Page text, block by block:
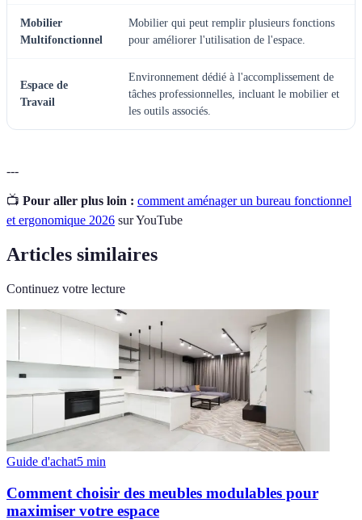
Mobilier
Multifonctionnel
Mobilier qui peut remplir plusieurs fonctions
pour améliorer l'utilisation de l'espace.
Espace de
Travail
Environnement dédié à l'accomplissement de
tâches professionnelles, incluant le mobilier et
les outils associés.
---
📺 Pour aller plus loin : comment aménager un bureau fonctionnel
et ergonomique 2026 sur YouTube
Articles similaires
Continuez votre lecture
Guide d'achat5 min
Comment choisir des meubles modulables pour
maximiser votre espace